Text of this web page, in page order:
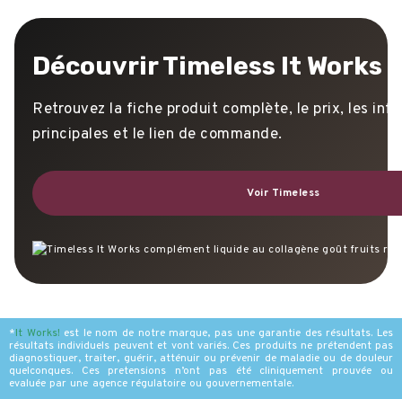
Découvrir Timeless It Works
Retrouvez la fiche produit complète, le prix, les
principales et le lien de commande.
Voir Timeless
*It Works! est le nom de notre marque, pas une garantie des résultats. Les
résultats individuels peuvent et vont variés. Ces produits ne prétendent pas
diagnostiquer, traiter, guérir, atténuir ou prévenir de maladie ou de douleur
quelconques. Ces pretensions n’ont pas été cliniquement prouvée ou
evaluée par une agence régulatoire ou gouvernementale.